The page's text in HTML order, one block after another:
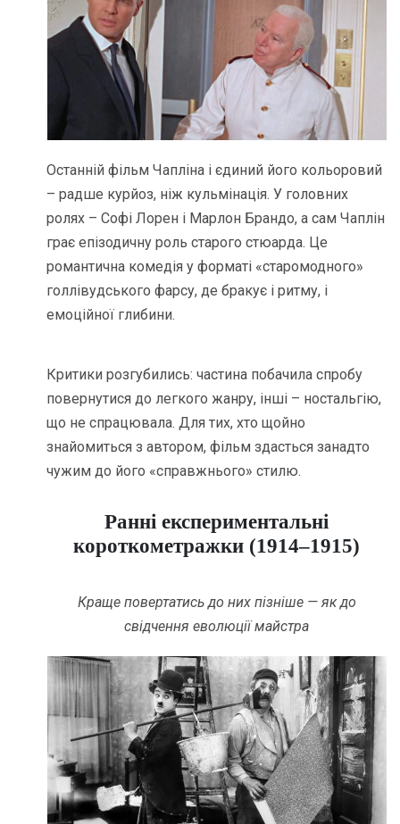
Останній фільм Чапліна і єдиний його кольоровий
– радше курйоз, ніж кульмінація. У головних
ролях – Софі Лорен і Марлон Брандо, а сам Чаплін
грає епізодичну роль старого стюарда. Це
романтична комедія у форматі «старомодного»
голлівудського фарсу, де бракує і ритму, і
емоційної глибини.
Критики розгубились: частина побачила спробу
повернутися до легкого жанру, інші – ностальгію,
що не спрацювала. Для тих, хто щойно
знайомиться з автором, фільм здасться занадто
чужим до його «справжнього» стилю.
Ранні експериментальні
короткометражки (1914–1915)
Краще повертатись до них пізніше — як до
свідчення еволюції майстра